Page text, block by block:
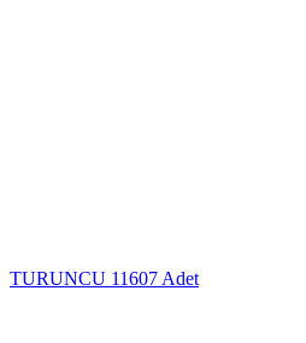
TURUNCU 11607 Adet